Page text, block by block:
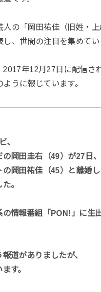
の「岡田祐佳（旧姓・上
、世間の注目を集めてい
2017年12月27日に配信さ
うに報じています。
、
岡田圭右（49）が27日、
の岡田祐佳（45）と離婚
。
の情報番組「PON!」に生
報道がありましたが、
す。